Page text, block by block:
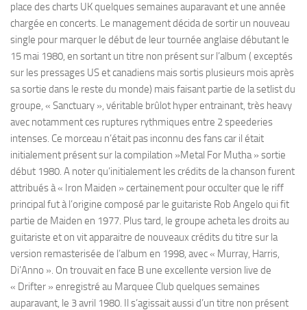
place des charts UK quelques semaines auparavant et une année
chargée en concerts. Le management décida de sortir un nouveau
single pour marquer le début de leur tournée anglaise débutant le
15 mai 1980, en sortant un titre non présent sur l’album ( exceptés
sur les pressages US et canadiens mais sortis plusieurs mois après
sa sortie dans le reste du monde) mais faisant partie de la setlist du
groupe, « Sanctuary », véritable brûlot hyper entrainant, très heavy
avec notamment ces ruptures rythmiques entre 2 speederies
intenses. Ce morceau n’était pas inconnu des fans car il était
initialement présent sur la compilation »Metal For Mutha » sortie
début 1980. A noter qu’initialement les crédits de la chanson furent
attribués à « Iron Maiden » certainement pour occulter que le riff
principal fut à l’origine composé par le guitariste Rob Angelo qui fit
partie de Maiden en 1977. Plus tard, le groupe acheta les droits au
guitariste et on vit apparaitre de nouveaux crédits du titre sur la
version remasterisée de l’album en 1998, avec « Murray, Harris,
Di’Anno ». On trouvait en face B une excellente version live de
« Drifter » enregistré au Marquee Club quelques semaines
auparavant, le 3 avril 1980. Il s’agissait aussi d’un titre non présent